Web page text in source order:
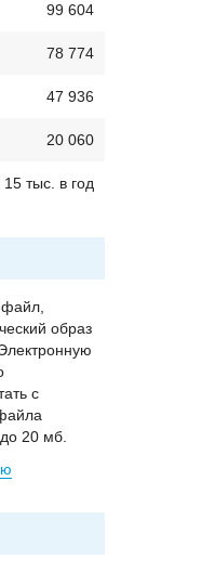
99 604
78 774
47 936
20 060
тыс. в год
образ
с
20 мб.